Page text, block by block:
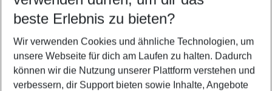
5-8 Nächte
2 Erwachsene Keine Kinder
Mehr Filter anzeigen
beste Erlebnis zu bieten?
Wir verwenden Cookies und ähnliche Technologien, um
unsere Webseite für dich am Laufen zu halten. Dadurch
können wir die Nutzung unserer Plattform verstehen und
verbessern, dir Support bieten sowie Inhalte, Angebote